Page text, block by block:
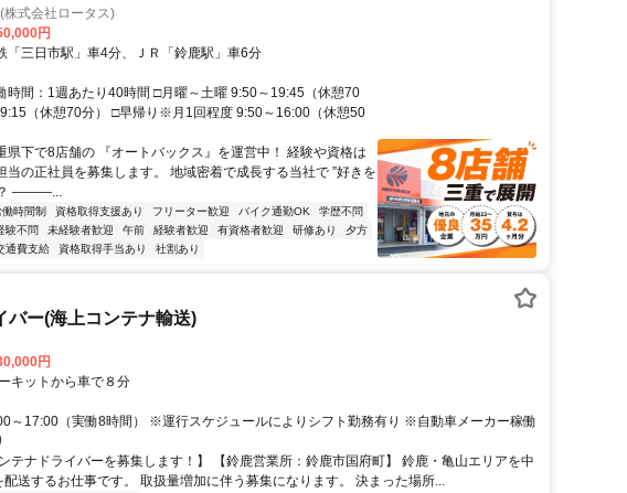
株式会社ロータス)
円
「三日市駅」車4分、ＪＲ「鈴鹿駅」車6分
時間：1週あたり40時間 □月曜～土曜 9:50～19:45（休憩70
（休憩70分） □早帰り※月1回程度 9:50～16:00（休憩50
県下で8店舗の 『オートバックス』を運営中！ 経験や資格は
当の正社員を募集します。 地域密着で成長する当社で ”好きを
？ ―――...
時間制 資格取得支援あり フリーター歓迎 バイク通勤OK
学歴不問
験不問 未経験者歓迎 午前 経験者歓迎 有資格者歓迎 研修あり
夕方
通費支給 資格取得手当あり 社割あり
バー(海上コンテナ輸送)
円
鈴鹿サーキットから車で８分
～17:00（実働8時間） ※運行スケジュールによりシフト勤務有り ※自動車メーカー稼働
テナドライバーを募集します！】 【鈴鹿営業所：鈴鹿市国府町】 鈴鹿・亀山エリアを中
送するお仕事です。 取扱量増加に伴う募集になります。 決まった場所...